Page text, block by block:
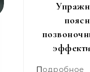
Подробное руководство по